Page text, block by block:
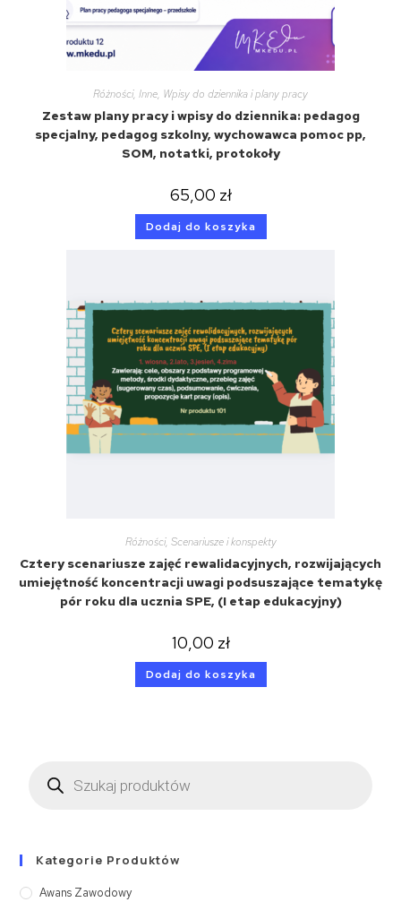
Różności, Inne, Wpisy do dziennika i plany pracy
Zestaw plany pracy i wpisy do dziennika: pedagog
specjalny, pedagog szkolny, wychowawca pomoc pp,
SOM, notatki, protokoły
65,00 zł
Dodaj do koszyka
Różności, Scenariusze i konspekty
Cztery scenariusze zajęć rewalidacyjnych, rozwijających
umiejętność koncentracji uwagi podsuszające tematykę
pór roku dla ucznia SPE, (I etap edukacyjny)
10,00 zł
Dodaj do koszyka
Kategorie Produktów
Awans Zawodowy